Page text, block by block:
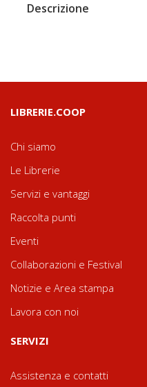
Descrizione
LIBRERIE.COOP
Chi siamo
Le Librerie
Servizi e vantaggi
Raccolta punti
Eventi
Collaborazioni e Festival
Notizie e Area stampa
Lavora con noi
SERVIZI
Assistenza e contatti